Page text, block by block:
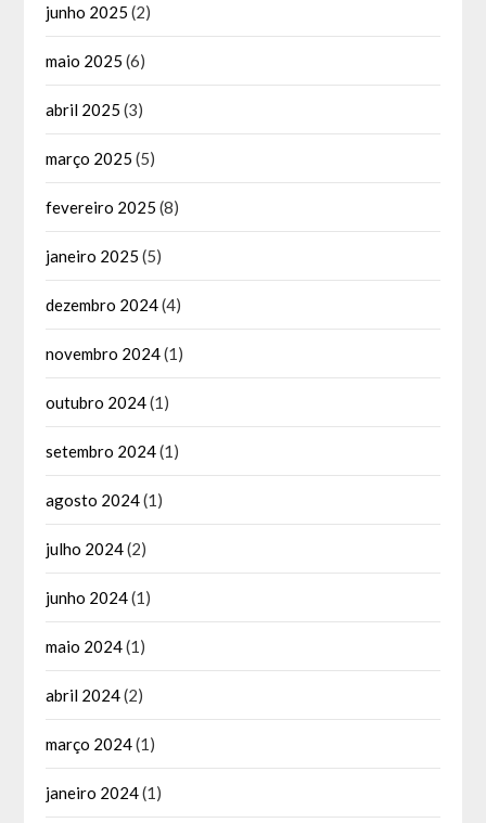
junho 2025 (2)
maio 2025 (6)
abril 2025 (3)
março 2025 (5)
fevereiro 2025 (8)
janeiro 2025 (5)
dezembro 2024(4)
novembro 2024(1)
outubro 2024(1)
setembro 2024(1)
agosto 2024(1)
julho 2024(2)
junho 2024(1)
maio 2024(1)
abril 2024(2)
março 2024(1)
janeiro 2024(1)